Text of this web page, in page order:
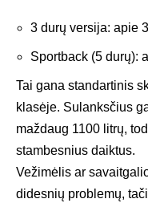
3 durų versija: apie
Sportback (5 durų):
Tai gana standartinis
klasėje. Sulanksčius
maždaug 1100 litrų,
stambesnius daiktus.
Vežimėlis ar
didesnių problemų,